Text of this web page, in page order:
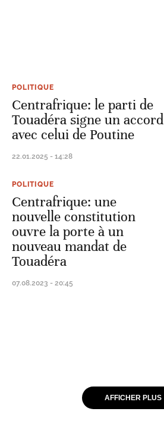
POLITIQUE
Centrafrique: le parti de
Touadéra signe un accord
avec celui de Poutine
22.01.2025 - 14:28
POLITIQUE
Centrafrique: une
nouvelle constitution
ouvre la porte à un
nouveau mandat de
Touadéra
07.08.2023 - 20:45
AFFICHER PLUS